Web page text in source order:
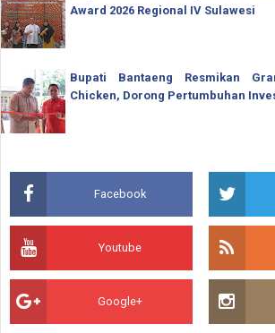
Award 2026 Regional IV Sulawesi
Bupati Bantaeng Resmikan
Chicken, Dorong Pertumbuhan
Facebook
Youtube
Google+